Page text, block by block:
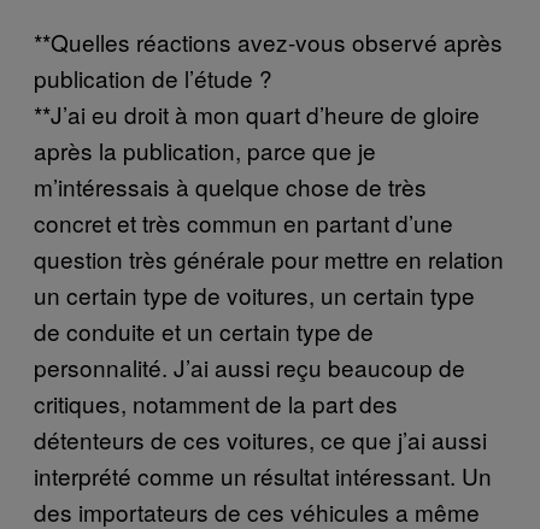
**Quelles réactions avez-vous observé après
publication de l’étude ?
**J’ai eu droit à mon quart d’heure de gloire
après la publication, parce que je
m’intéressais à quelque chose de très
concret et très commun en partant d’une
question très générale pour mettre en relation
un certain type de voitures, un certain type
de conduite et un certain type de
personnalité. J’ai aussi reçu beaucoup de
critiques, notamment de la part des
détenteurs de ces voitures, ce que j’ai aussi
interprété comme un résultat intéressant. Un
des importateurs de ces véhicules a même